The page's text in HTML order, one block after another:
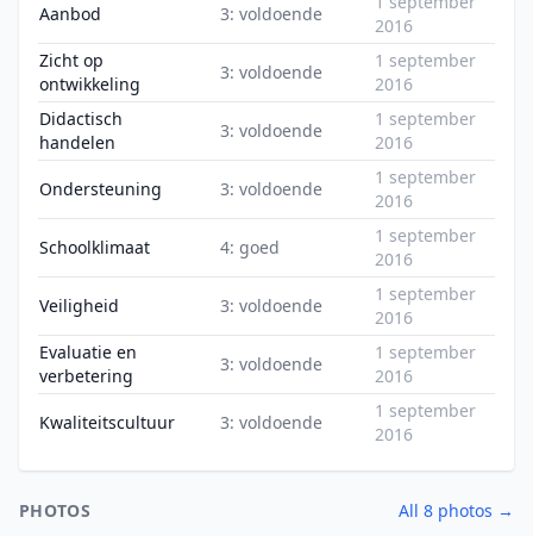
Aanbod 3: voldoende
2016
Zicht op
ontwikkeling
3: voldoende
1 september
2016
Didactisch
handelen
3: voldoende
1 september
2016
Ondersteuning 3: voldoende
1 september
2016
Schoolklimaat 4: goed
1 september
2016
Veiligheid 3: voldoende
1 september
2016
Evaluatie en
verbetering
3: voldoende
1 september
2016
Kwaliteitscultuur 3: voldoende
1 september
2016
PHOTOS All 8 photos →